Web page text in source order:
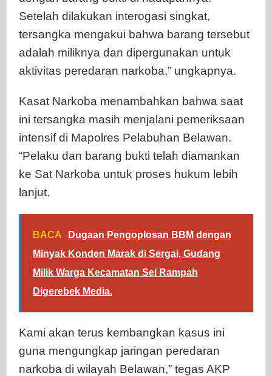
Setelah dilakukan interogasi singkat,
tersangka mengakui bahwa barang tersebut
adalah miliknya dan dipergunakan untuk
aktivitas peredaran narkoba,” ungkapnya.
Kasat Narkoba menambahkan bahwa saat
ini tersangka masih menjalani pemeriksaan
intensif di Mapolres Pelabuhan Belawan.
“Pelaku dan barang bukti telah diamankan
ke Sat Narkoba untuk proses hukum lebih
lanjut.
BACA
Dugaan Pengoplosan BBM dengan
Minyak Konden Marak di Sergai, Gudang
Milik Warga Kecamatan Sei Rampah
Digerebek Media.
Kami akan terus kembangkan kasus ini
guna mengungkap jaringan peredaran
narkoba di wilayah Belawan,” tegas AKP